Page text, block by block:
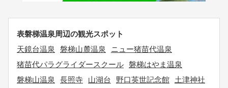
表磐梯温泉周辺の観光スポット
天鏡台温泉
磐梯山麓温泉
ニュー猪苗代温泉
猪苗代パラグライダースクール 磐梯はやま温泉
磐梯山温泉
長照寺 山湖台 野口英世記念館
土津神社